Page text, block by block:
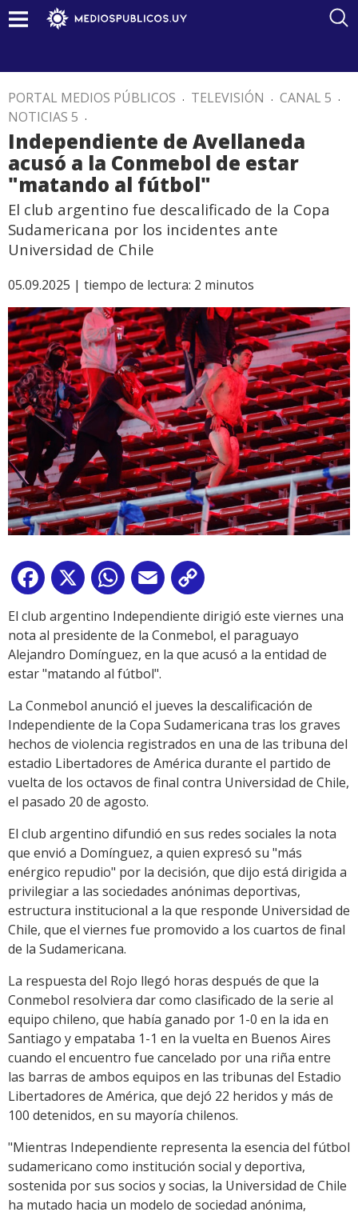
PORTAL MEDIOS PÚBLICOS . TELEVISIÓN . CANAL 5 .
NOTICIAS 5 .
Independiente de Avellaneda
acusó a la Conmebol de estar
"matando al fútbol"
El club argentino fue descalificado de la Copa
Sudamericana por los incidentes ante
Universidad de Chile
05.09.2025 | tiempo de lectura: 2 minutos
Facebook
X WhatsApp
Email
Link
El club argentino Independiente dirigió este viernes una
nota al presidente de la Conmebol, el paraguayo
Alejandro Domínguez, en la que acusó a la entidad de
estar "matando al fútbol".
La Conmebol anunció el jueves la descalificación de
Independiente de la Copa Sudamericana tras los graves
hechos de violencia registrados en una de las tribuna del
estadio Libertadores de América durante el partido de
vuelta de los octavos de final contra Universidad de Chile,
el pasado 20 de agosto.
El club argentino difundió en sus redes sociales la nota
que envió a Domínguez, a quien expresó su "más
enérgico repudio" por la decisión, que dijo está dirigida a
privilegiar a las sociedades anónimas deportivas,
estructura institucional a la que responde Universidad de
Chile, que el viernes fue promovido a los cuartos de final
de la Sudamericana.
La respuesta del Rojo llegó horas después de que la
Conmebol resolviera dar como clasificado de la serie al
equipo chileno, que había ganado por 1-0 en la ida en
Santiago y empataba 1-1 en la vuelta en Buenos Aires
cuando el encuentro fue cancelado por una riña entre
las barras de ambos equipos en las tribunas del Estadio
Libertadores de América, que dejó 22 heridos y más de
100 detenidos, en su mayoría chilenos.
"Mientras Independiente representa la esencia del fútbol
sudamericano como institución social y deportiva,
sostenida por sus socios y socias, la Universidad de Chile
ha mutado hacia un modelo de sociedad anónima,